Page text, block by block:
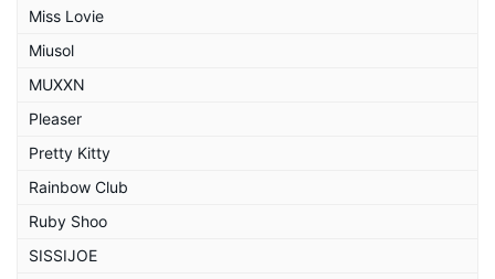
Miss Lovie
Miusol
MUXXN
Pleaser
Pretty Kitty
Rainbow Club
Ruby Shoo
SISSIJOE